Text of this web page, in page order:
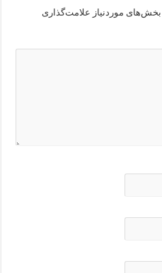
بخش‌های موردنیاز علامت‌گذاری